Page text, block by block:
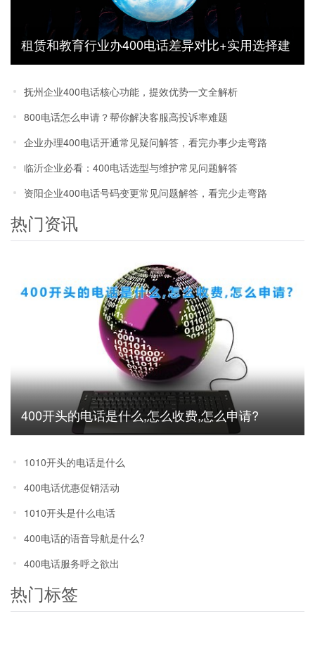
租赁和教育行业办400电话差异对比+实用选择建
议
抚州企业400电话核心功能，提效优势一文全解析
800电话怎么申请？帮你解决客服高投诉率难题
企业办理400电话开通常见疑问解答，看完办事少走弯路
临沂企业必看：400电话选型与维护常见问题解答
资阳企业400电话号码变更常见问题解答，看完少走弯路
热门资讯
400开头的电话是什么,怎么收费,怎么申请?
1010开头的电话是什么
400电话优惠促销活动
1010开头是什么电话
400电话的语音导航是什么?
400电话服务呼之欲出
热门标签